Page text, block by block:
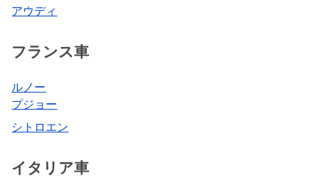
アウディ
フランス車
ルノー
プジョー
シトロエン
イタリア車